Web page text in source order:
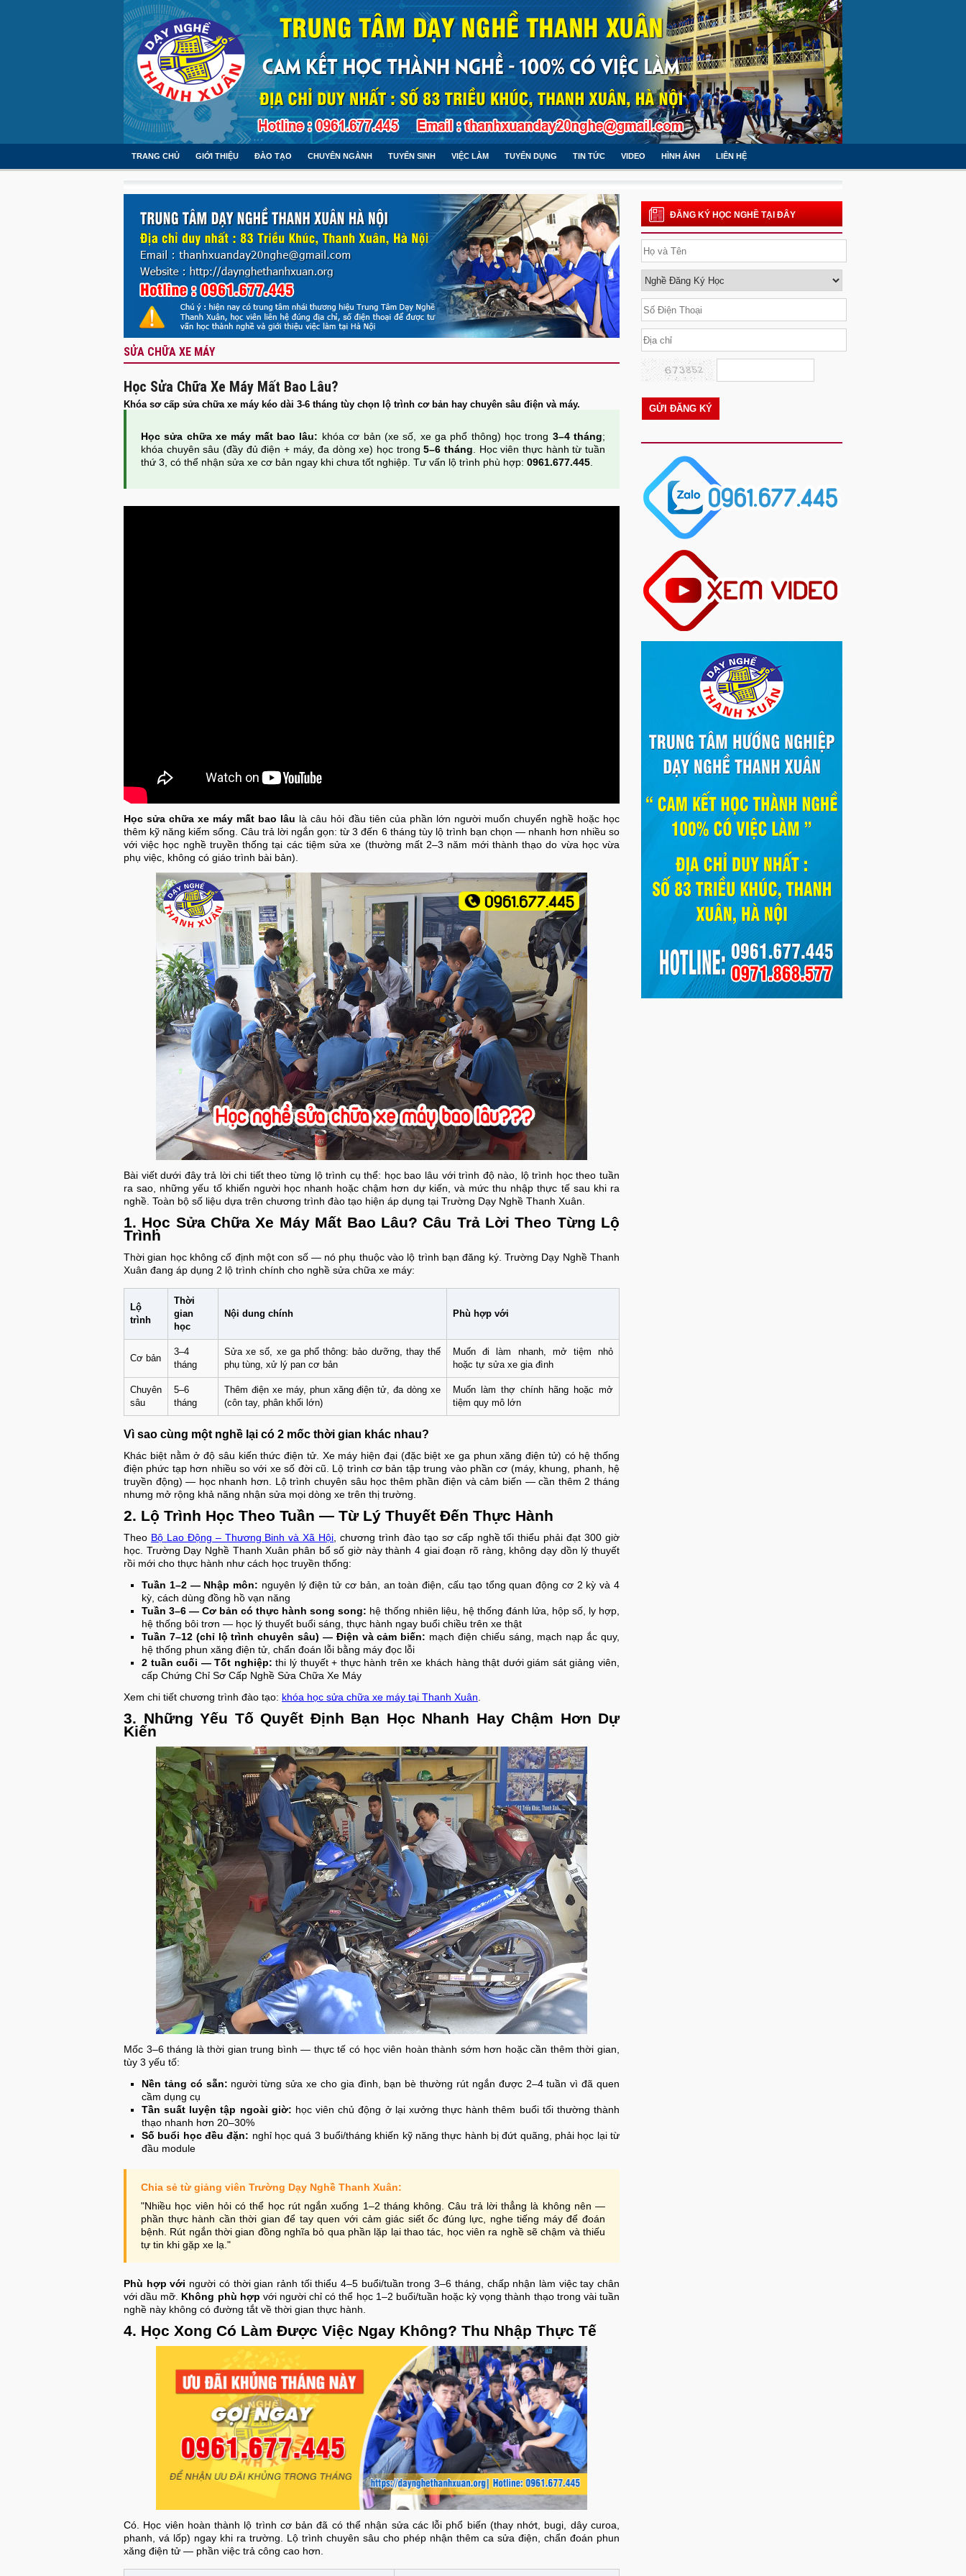
TRANG CHỦ GIỚI THIỆU ĐÀO TẠO CHUYÊN NGÀNH TUYỂN SINH VIỆC LÀM TUYỂN DỤNG TIN TỨC VIDEO HÌNH ẢNH LIÊN HỆ
SỬA CHỮA XE MÁY
Học Sửa Chữa Xe Máy Mất Bao Lâu?
Khóa sơ cấp sửa chữa xe máy kéo dài 3-6 tháng tùy chọn lộ trình cơ bản hay chuyên sâu điện và máy.
Học sửa chữa xe máy mất bao lâu: khóa cơ bản (xe số, xe ga phổ thông) học trong 3–4 tháng;
khóa chuyên sâu (đầy đủ điện + máy, đa dòng xe) học trong5–6 tháng . Học viên thực hành từ tuần
thứ 3, có thể nhận sửa xe cơ bản ngay khi chưa tốt nghiệp. Tư vấn lộ trình phù hợp: 0961.677.445
Học sửa chữa xe máy mất bao lâu là câu hỏi đầu tiên của phần lớn người muốn chuyển nghề hoặc học
thêm kỹ năng kiếm sống. Câu trả lời ngắn gọn: từ 3 đến 6 tháng tùy lộ trình bạn chọn — nhanh hơn nhiều so
với việc học nghề truyền thống tại các tiệm sửa xe (thường mất 2–3 năm mới thành thạo do vừa học vừa
phụ việc, không có giáo trình bài bản).
Bài viết dưới đây trả lời chi tiết theo từng lộ trình cụ thể: học bao lâu với trình độ nào, lộ trình học theo tuần
ra sao, những yếu tố khiến người học nhanh hoặc chậm hơn dự kiến, và mức thu nhập thực tế sau khi ra
nghề. Toàn bộ số liệu dựa trên chương trình đào tạo hiện áp dụng tại Trường Dạy Nghề Thanh Xuân.
1. Học Sửa Chữa Xe Máy Mất Bao Lâu? Câu Trả Lời Theo Từng Lộ
Trình
Thời gian học không cố định một con số — nó phụ thuộc vào lộ trình bạn đăng ký. Trường Dạy Nghề Thanh
Xuân đang áp dụng 2 lộ trình chính cho nghề sửa chữa xe máy:
Lộ
trình
Thời
gian
học
Nội dung chính Phù hợp với
Cơ bản
3–4
tháng
Sửa xe số, xe ga phổ thông: bảo dưỡng, thay thế
phụ tùng, xử lý pan cơ bản
Muốn đi làm nhanh, mở tiệm nhỏ
hoặc tự sửa xe gia đình
Chuyên
sâu
5–6
tháng
Thêm điện xe máy, phun xăng điện tử, đa dòng xe
(côn tay, phân khối lớn)
Muốn làm thợ chính hãng hoặc mở
tiệm quy mô lớn
Vì sao cùng một nghề lại có 2 mốc thời gian khác nhau?
Khác biệt nằm ở độ sâu kiến thức điện tử. Xe máy hiện đại (đặc biệt xe ga phun xăng điện tử) có hệ thống
điện phức tạp hơn nhiều so với xe số đời cũ. Lộ trình cơ bản tập trung vào phần cơ (máy, khung, phanh, hệ
truyền động) — học nhanh hơn. Lộ trình chuyên sâu học thêm phần điện và cảm biến — cần thêm 2 tháng
nhưng mở rộng khả năng nhận sửa mọi dòng xe trên thị trường.
2. Lộ Trình Học Theo Tuần — Từ Lý Thuyết Đến Thực Hành
Theo Bộ Lao Động – Thương Binh và Xã Hội , chương trình đào tạo sơ cấp nghề tối thiểu phải đạt 300 giờ
học. Trường Dạy Nghề Thanh Xuân phân bổ số giờ này thành 4 giai đoạn rõ ràng, không dạy dồn lý thuyết
rồi mới cho thực hành như cách học truyền thống:
Tuần 1–2 — Nhập môn: nguyên lý điện tử cơ bản, an toàn điện, cấu tạo tổng quan động cơ 2 kỳ và 4
kỳ, cách dùng đồng hồ vạn năng
Tuần 3–6 — Cơ bản có thực hành song song: hệ thống nhiên liệu, hệ thống đánh lửa, hộp số, ly hợp,
hệ thống bôi trơn — học lý thuyết buổi sáng, thực hành ngay buổi chiều trên xe thật
Tuần 7–12 (chỉ lộ trình chuyên sâu) — Điện và cảm biến: mạch điện chiếu sáng, mạch nạp ắc quy,
hệ thống phun xăng điện tử, chẩn đoán lỗi bằng máy đọc lỗi
2 tuần cuối — Tốt nghiệp: thi lý thuyết + thực hành trên xe khách hàng thật dưới giám sát giảng viên,
cấp Chứng Chỉ Sơ Cấp Nghề Sửa Chữa Xe Máy
Xem chi tiết chương trình đào tạo: khóa học sửa chữa xe máy tại Thanh Xuân
3. Những Yếu Tố Quyết Định Bạn Học Nhanh Hay Chậm Hơn Dự
Kiến
Mốc 3–6 tháng là thời gian trung bình — thực tế có học viên hoàn thành sớm hơn hoặc cần thêm thời gian,
tùy 3 yếu tố:
Nền tảng có sẵn: người từng sửa xe cho gia đình, bạn bè thường rút ngắn được 2–4 tuần vì đã quen
cầm dụng cụ
Tần suất luyện tập ngoài giờ: học viên chủ động ở lại xưởng thực hành thêm buổi tối thường thành
thạo nhanh hơn 20–30%
Số buổi học đều đặn: nghỉ học quá 3 buổi/tháng khiến kỹ năng thực hành bị đứt quãng, phải học lại từ
đầu module
Chia sẻ từ giảng viên Trường Dạy Nghề Thanh Xuân:
"Nhiều học viên hỏi có thể học rút ngắn xuống 1–2 tháng không. Câu trả lời thẳng là không nên —
phần thực hành cần thời gian để tay quen với cảm giác siết ốc đúng lực, nghe tiếng máy để đoán
bệnh. Rút ngắn thời gian đồng nghĩa bỏ qua phần lặp lại thao tác, học viên ra nghề sẽ chậm và thiếu
tự tin khi gặp xe lạ."
Phù hợp với người có thời gian rảnh tối thiểu 4–5 buổi/tuần trong 3–6 tháng, chấp nhận làm việc tay chân
với dầu mỡ. Không phù hợp với người chỉ có thể học 1–2 buổi/tuần hoặc kỳ vọng thành thạo trong vài tuần
nghề này không có đường tắt về thời gian thực hành.
4. Học Xong Có Làm Được Việc Ngay Không? Thu Nhập Thực Tế
Có. Học viên hoàn thành lộ trình cơ bản đã có thể nhận sửa các lỗi phổ biến (thay nhớt, bugi, dây curoa,
phanh, vá lốp) ngay khi ra trường. Lộ trình chuyên sâu cho phép nhận thêm ca sửa điện, chẩn đoán phun
xăng điện tử — phần việc trả công cao hơn.
ĐĂNG KÝ HỌC NGHỀ TẠI ĐÂY